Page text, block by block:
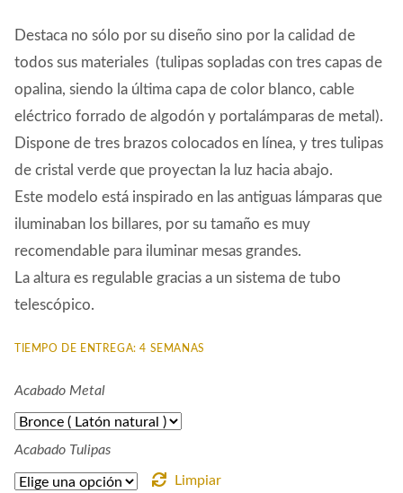
Destaca no sólo por su diseño sino por la calidad de
todos sus materiales (tulipas sopladas con tres capas de
opalina, siendo la última capa de color blanco, cable
eléctrico forrado de algodón y portalámparas de metal).
Dispone de tres brazos colocados en línea, y tres tulipas
de cristal verde que proyectan la luz hacia abajo.
Este modelo está inspirado en las antiguas lámparas que
iluminaban los billares, por su tamaño es muy
recomendable para iluminar mesas grandes.
La altura es regulable gracias a un sistema de tubo
telescópico.
TIEMPO DE ENTREGA: 4 SEMANAS
Acabado Metal
Acabado Tulipas
Limpiar